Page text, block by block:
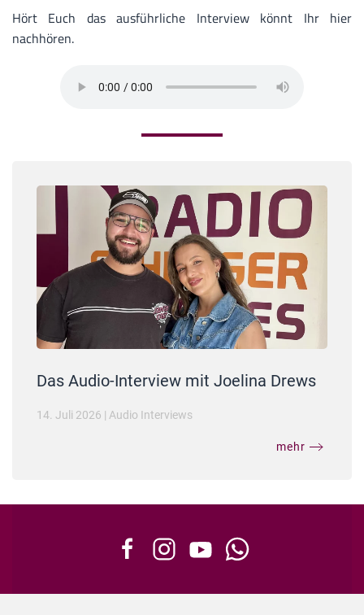
Hört Euch das ausführliche Interview könnt Ihr hier
nachhören.
Das Audio-Interview mit Joelina Drews
14. Juli 2026 | Audio Interviews
mehr